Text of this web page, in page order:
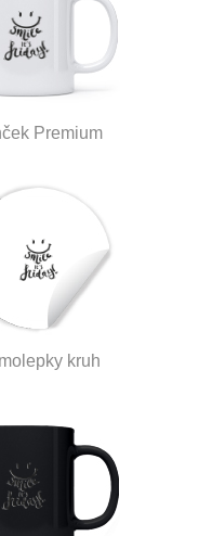
Premium
kruh